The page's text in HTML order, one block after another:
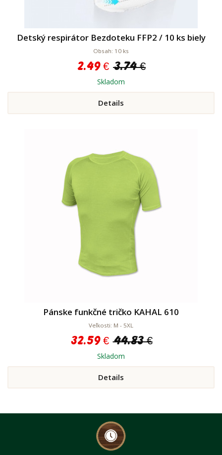
Detský respirátor Bezdoteku FFP2 / 10 ks biely
Obsah: 10 ks
2.49 € 3.74 €
Skladom
Details
Pánske funkčné tričko KAHAL 610
Veľkosti: M - 5XL
32.59 € 44.83 €
Skladom
Details